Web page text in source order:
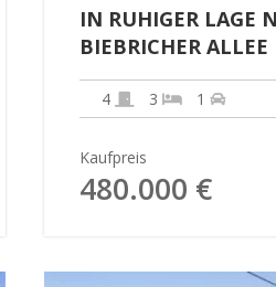
IN RUHIGER LAGE
BIEBRICHER ALLEE
4 3 1
Kaufpreis
480.000 €